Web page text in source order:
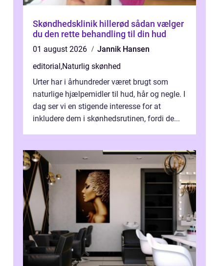
Skøndhedsklinik hillerød sådan vælger
du den rette behandling til din hud
01 august 2026
Jannik Hansen
editorial,Naturlig skønhed
Urter har i århundreder været brugt som
naturlige hjælpemidler til hud, hår og negle. I
dag ser vi en stigende interesse for at
inkludere dem i skønhedsrutinen, fordi de...